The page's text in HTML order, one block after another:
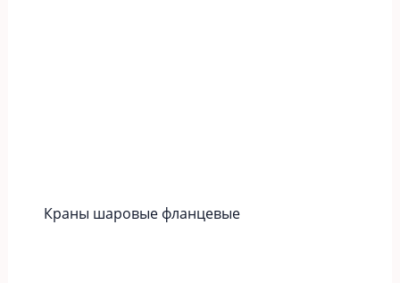
Краны шаровые фланцевые